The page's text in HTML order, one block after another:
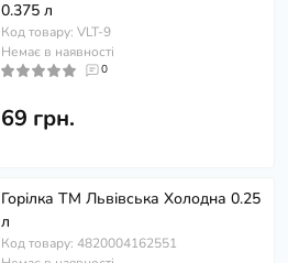
0.375 л
Код товару: VLT-9
Немає в наявності
0
69 грн.
Горілка ТМ Львівська Холодна 0.25
л
Код товару: 4820004162551